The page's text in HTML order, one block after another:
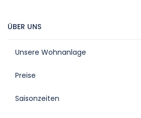
ÜBER UNS
Unsere Wohnanlage
Preise
Saisonzeiten